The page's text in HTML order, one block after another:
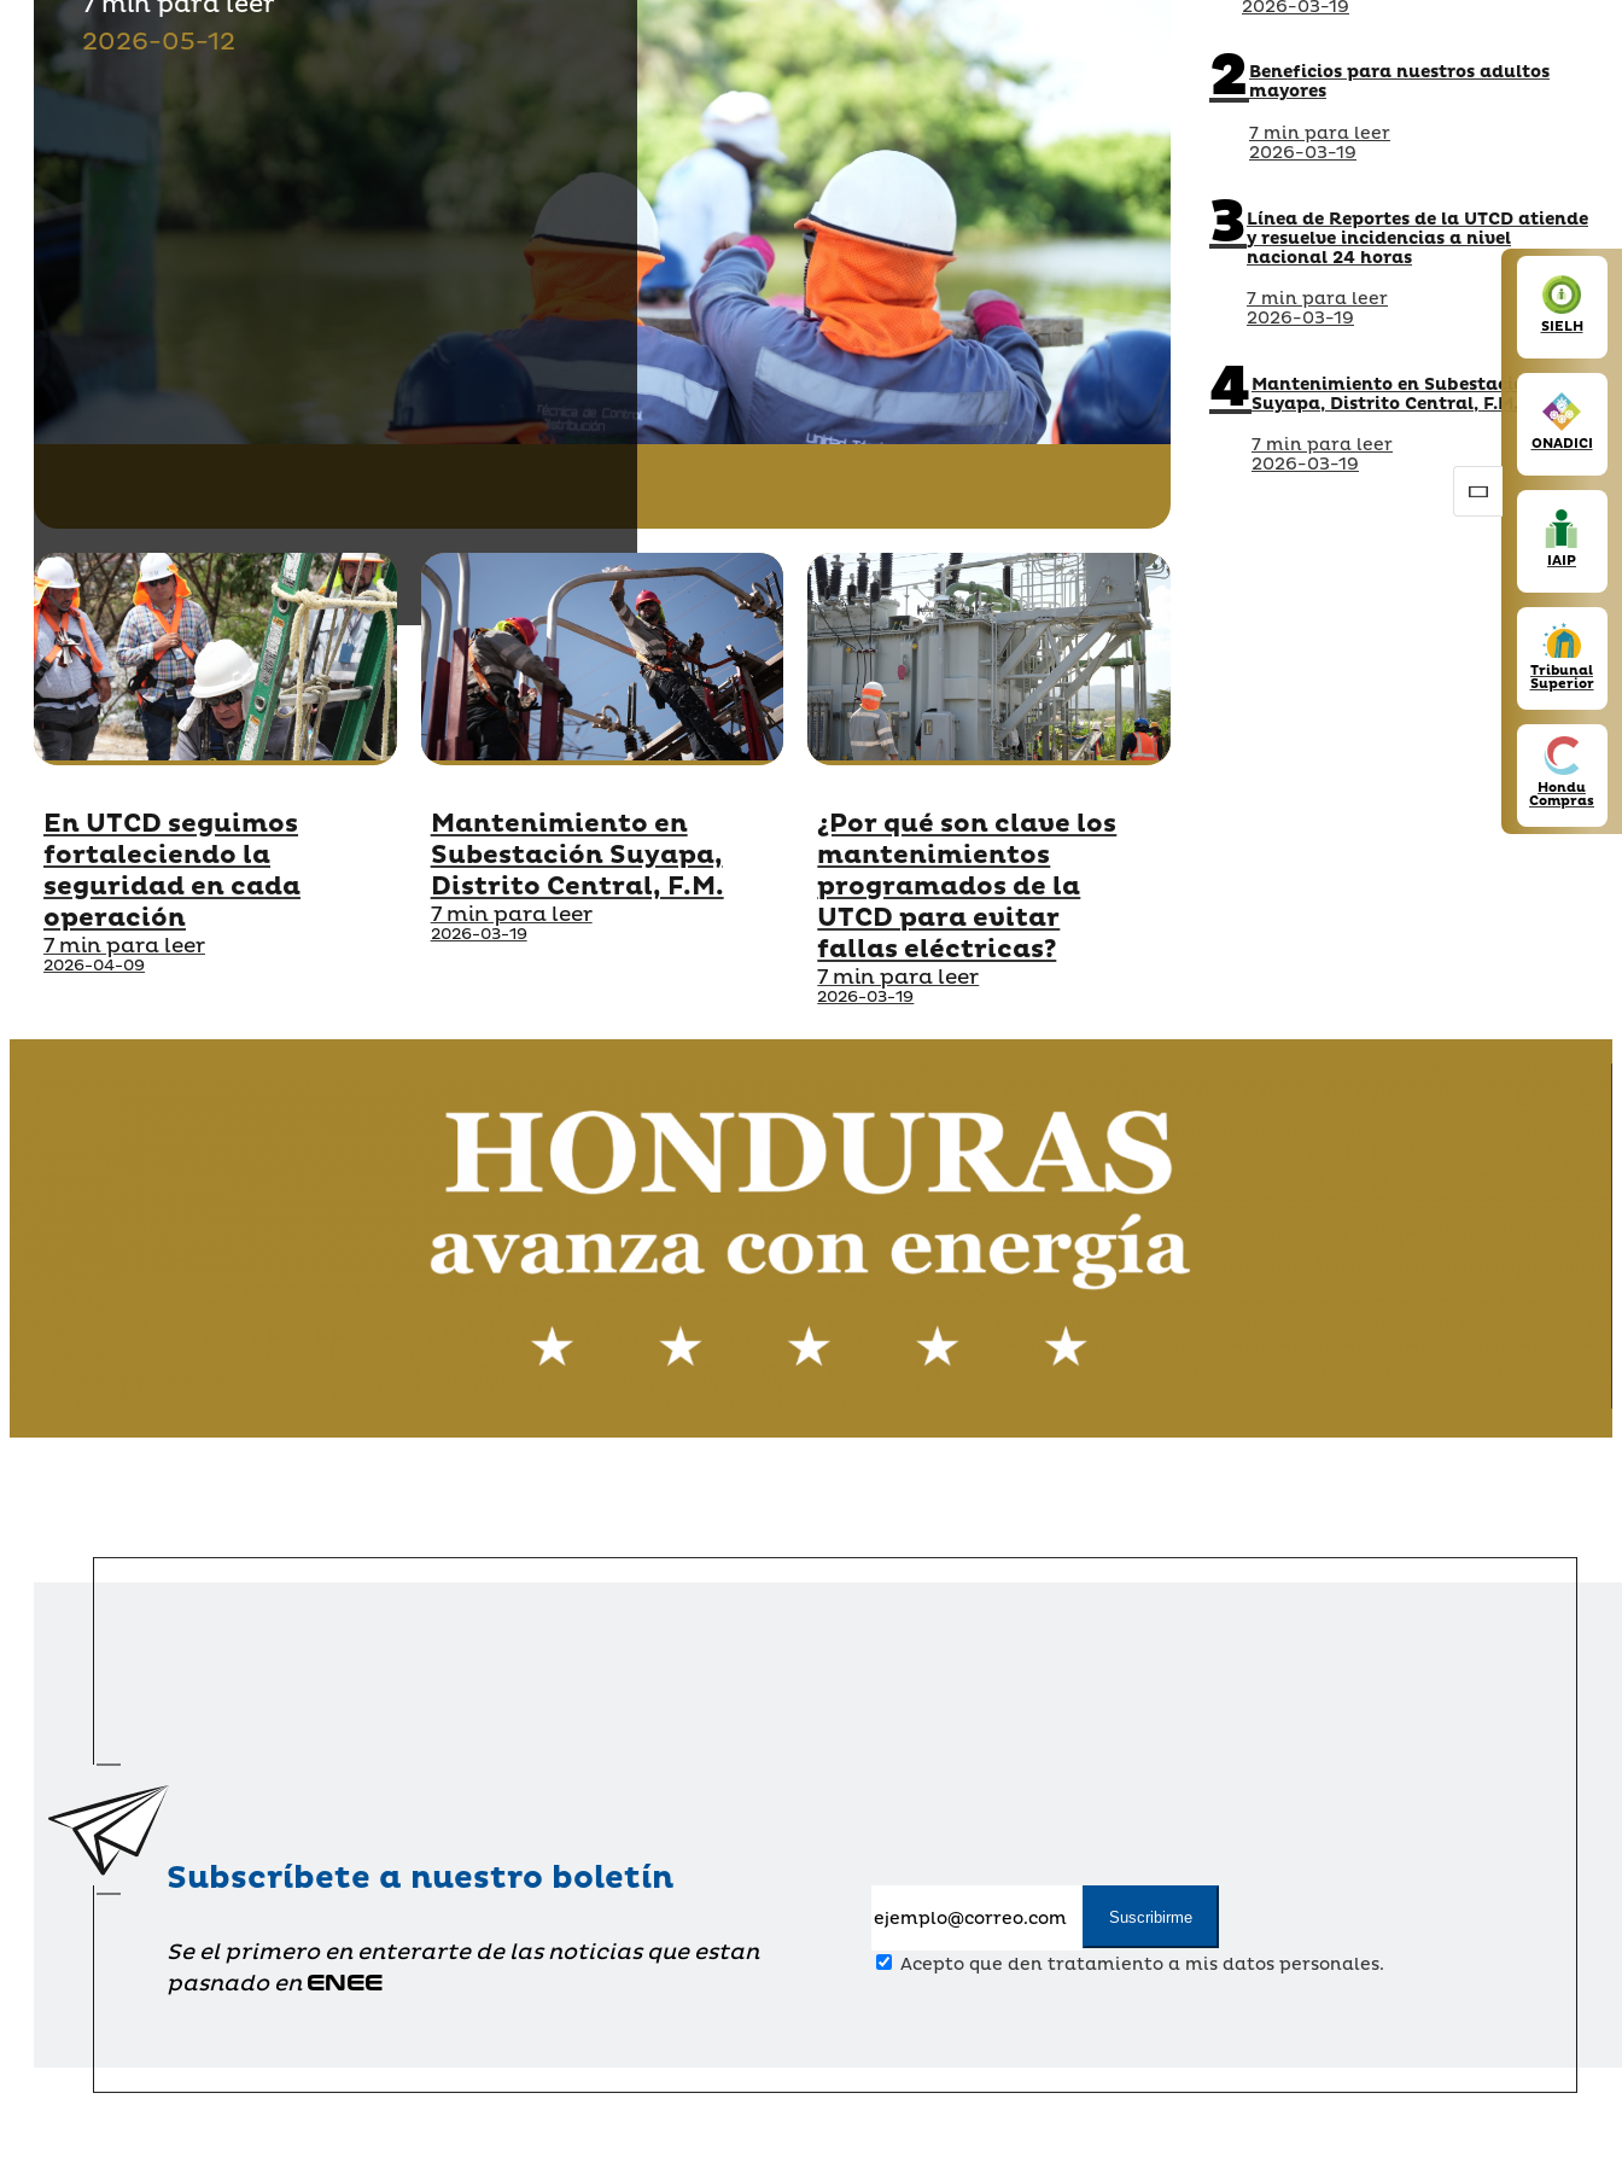
SIELH
ONADICI
IAIP
Tribunal
Superior
Hondu
Compras
2026-05-12
En UTCD seguimos
fortaleciendo la
seguridad en cada
operación
7 min para leer
2026-04-09
Mantenimiento en
Subestación Suyapa,
Distrito Central, F.M.
7 min para leer
2026-03-19
¿Por qué son clave los
mantenimientos
programados de la
UTCD para evitar
fallas eléctricas?
7 min para leer
2026-03-19
2026-03-19
2 Beneficios para nuestros adultos
mayores
7 min para leer
2026-03-19
3Línea de Reportes de la UTCD atiende
y resuelve incidencias a nivel
nacional 24 horas
7 min para leer
2026-03-19
4Mantenimiento en Subestación
Suyapa, Distrito Central, F.M.
7 min para leer
2026-03-19
Subscríbete a nuestro boletín
Se el primero en enterarte de las noticias que estan
pasnado enENEE
Suscribirme
Acepto que den tratamiento a mis datos personales.